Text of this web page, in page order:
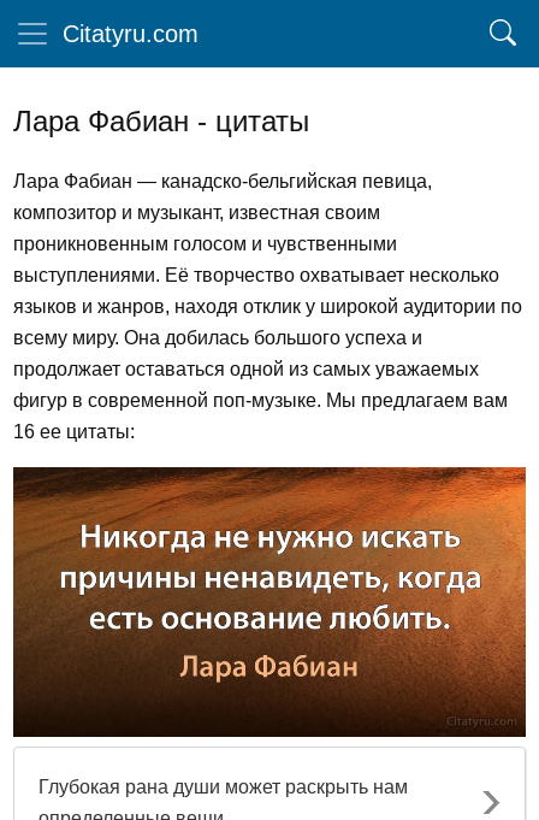
Citatyru.com
Лара Фабиан - цитаты
Лара Фабиан — канадско-бельгийская певица,
композитор и музыкант, известная своим
проникновенным голосом и чувственными
выступлениями. Её творчество охватывает несколько
языков и жанров, находя отклик у широкой аудитории по
всему миру. Она добилась большого успеха и
продолжает оставаться одной из самых уважаемых
фигур в современной поп-музыке. Мы предлагаем вам
16 ее цитаты:
Глубокая рана души может раскрыть нам